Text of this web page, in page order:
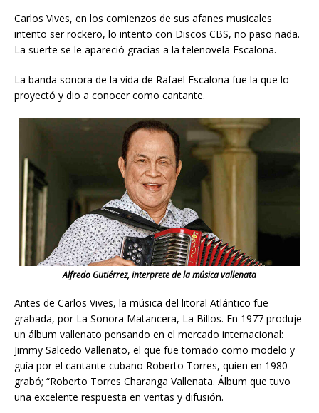
Carlos Vives, en los comienzos de sus afanes musicales
intento ser rockero, lo intento con Discos CBS, no paso nada.
La suerte se le apareció gracias a la telenovela Escalona.
La banda sonora de la vida de Rafael Escalona fue la que lo
proyectó y dio a conocer como cantante.
Alfredo Gutiérrez, interprete de la música vallenata
Antes de Carlos Vives, la música del litoral Atlántico fue
grabada, por La Sonora Matancera, La Billos. En 1977 produje
un álbum vallenato pensando en el mercado internacional:
Jimmy Salcedo Vallenato, el que fue tomado como modelo y
guía por el cantante cubano Roberto Torres, quien en 1980
grabó; “Roberto Torres Charanga Vallenata. Álbum que tuvo
una excelente respuesta en ventas y difusión.